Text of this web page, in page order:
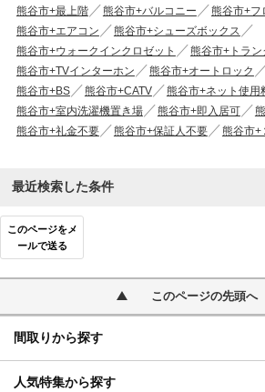
熊谷市+最上階
熊谷市+バルコニー
熊谷市+フ
熊谷市+エアコン
熊谷市+シューズボックス
熊谷市+ウォークインクロゼット
熊谷市+トラン
熊谷市+TVインターホン
熊谷市+オートロック
熊谷市+BS
熊谷市+CATV
熊谷市+ネット使用
熊谷市+室内洗濯機置き場
熊谷市+即入居可
熊谷市+礼金不要
熊谷市+保証人不要 熊谷市+
最近検索した条件
このページをメ
ールで送る
このページの先頭へ
間取りから探す
人気特集から探す